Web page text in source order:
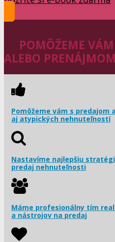
POMÔŽEME
ALEBO
Pomôžeme vám s predajom
aj atypických nehnuteľností
Nastavíme najlepšiu
predaj nehnuteľnosti
Máme profesionálny tím
a nástrojov na predaj